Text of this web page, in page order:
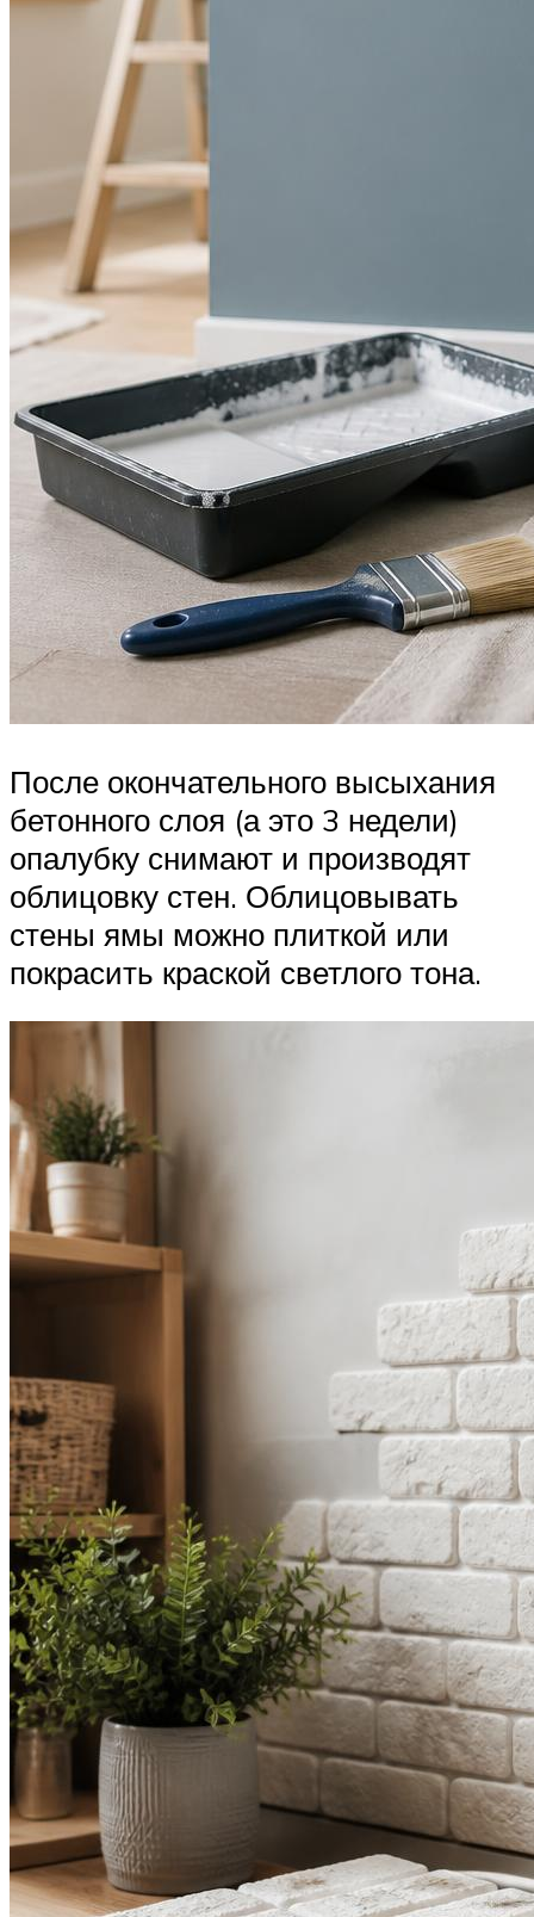
После окончательного высыхания
бетонного слоя (а это 3 недели)
опалубку снимают и производят
облицовку стен. Облицовывать
стены ямы можно плиткой или
покрасить краской светлого тона.